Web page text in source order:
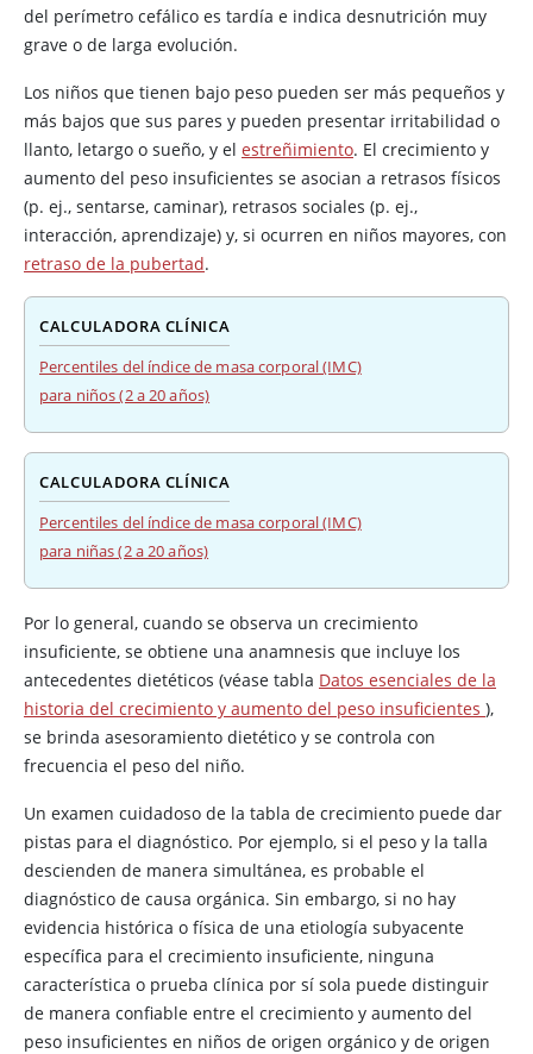
del perímetro cefálico es tardía e indica desnutrición muy
grave o de larga evolución.
Los niños que tienen bajo peso pueden ser más pequeños y
más bajos que sus pares y pueden presentar irritabilidad o
llanto, letargo o sueño, y el estreñimiento. El crecimiento y
aumento del peso insuficientes se asocian a retrasos físicos
(p. ej., sentarse, caminar), retrasos sociales (p. ej.,
interacción, aprendizaje) y, si ocurren en niños mayores, con
retraso de la pubertad.
CALCULADORA CLÍNICA
Percentiles del índice de masa corporal (IMC)
para niños (2 a 20 años)
CALCULADORA CLÍNICA
Percentiles del índice de masa corporal (IMC)
para niñas (2 a 20 años)
Por lo general, cuando se observa un crecimiento
insuficiente, se obtiene una anamnesis que incluye los
antecedentes dietéticos (véase tabla Datos esenciales de la
historia del crecimiento y aumento del peso insuficientes ),
se brinda asesoramiento dietético y se controla con
frecuencia el peso del niño.
Un examen cuidadoso de la tabla de crecimiento puede dar
pistas para el diagnóstico. Por ejemplo, si el peso y la talla
descienden de manera simultánea, es probable el
diagnóstico de causa orgánica. Sin embargo, si no hay
evidencia histórica o física de una etiología subyacente
específica para el crecimiento insuficiente, ninguna
característica o prueba clínica por sí sola puede distinguir
de manera confiable entre el crecimiento y aumento del
peso insuficientes en niños de origen orgánico y de origen